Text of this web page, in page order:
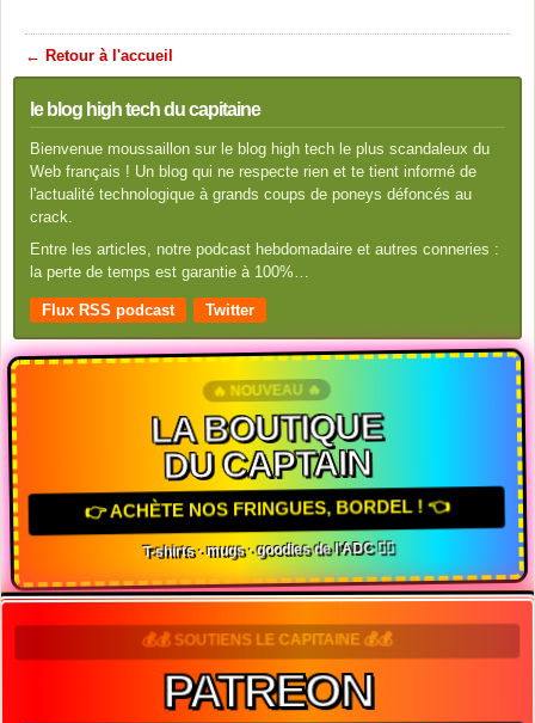
← Retour à l'accueil
le blog high tech du capitaine
Bienvenue moussaillon sur le blog high tech le plus scandaleux du
Web français ! Un blog qui ne respecte rien et te tient informé de
l'actualité technologique à grands coups de poneys défoncés au
crack.
Entre les articles, notre podcast hebdomadaire et autres conneries :
la perte de temps est garantie à 100%…
Flux RSS podcast Twitter
🔥 NOUVEAU 🔥
LA BOUTIQUE
DU CAPTAIN
👉 ACHÈTE NOS FRINGUES, BORDEL ! 👈
T-shirts · mugs · goodies de l'ADC 🏴‍☠️
💰💰 SOUTIENS LE CAPITAINE 💰💰
PATREON